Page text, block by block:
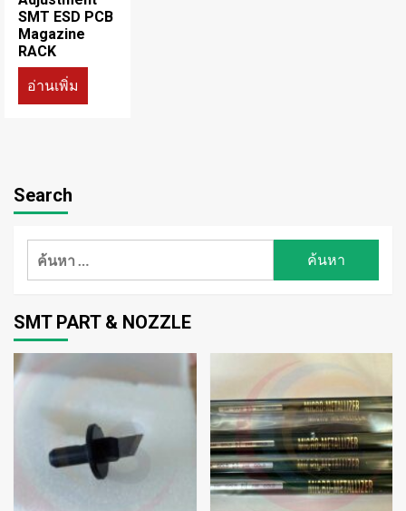
SMT ESD PCB
Magazine
RACK
อ่านเพิ่ม
Search
ค้นหา
SMT PART & NOZZLE